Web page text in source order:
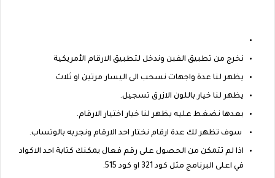
نخرج من تطبيق الفبن وندخل لتطبيق الارقام الأمريكية
يظهر لنا عدة واجهات نسحب الى اليسار مرتين او ثلاث
يظهر لنا خيار باللون الازرق تسجيل.
بعدها نضغط عليه يظهر لنا خيار اختيار الارقام.
سوف تظهر لك عدة ارقام نختار احد الارقام ونجربه بالوتساب.
اذا لم تتمكن من الحصول على رقم فعال يمكنك كتابة احد الاكواد
في اعلى البرنامج مثل كود 321 او كود 515.